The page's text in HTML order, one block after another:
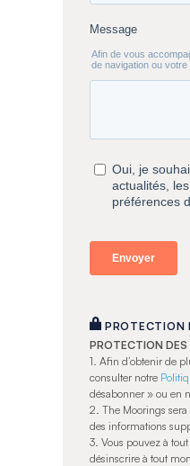
PROTECTION
PROTECTION DES
1. Afin d’obtenir de
consulter notre
désabonner » ou en
2. The Moorings
des informations
3. Vous pouvez à
désinscrire à tout